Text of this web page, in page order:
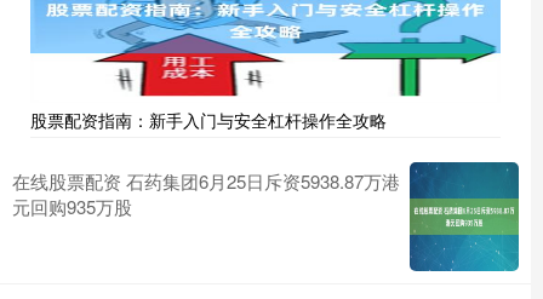
股票配资指南：新手入门与安全杠杆操作全攻略
在线股票配资 石药集团6月25日斥资5938.87万港
元回购935万股